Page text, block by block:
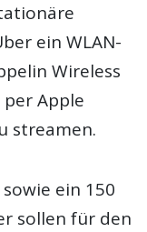
ein WLAN-
Wireless
Apple
streamen.
ein 150
sollen für den